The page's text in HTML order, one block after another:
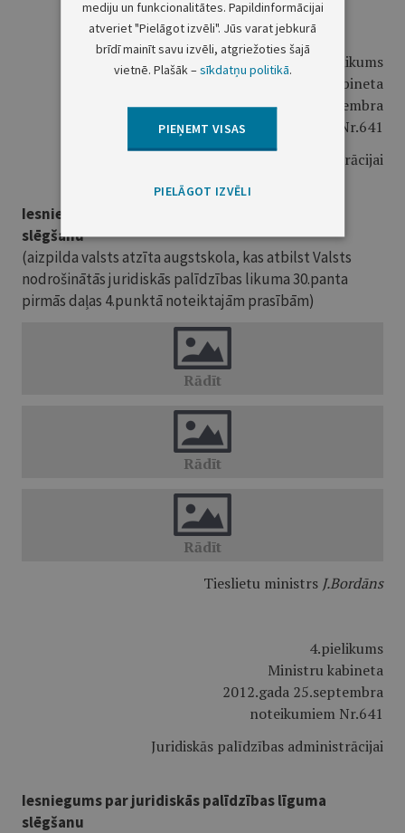
3.pielikums
Ministru kabineta
2012.gada 25.septembra
noteikumiem Nr.641
Juridiskās palīdzības administrācijai
Iesniegums par juridiskās palīdzības līguma
slēgšanu
(aizpilda valsts atzīta augstskola, kas atbilst Valsts
nodrošinātās juridiskās palīdzības likuma 30.panta
pirmās daļas 4.punktā noteiktajām prasībām)
Tieslietu ministrs J.Bordāns
4.pielikums
Ministru kabineta
2012.gada 25.septembra
noteikumiem Nr.641
Juridiskās palīdzības administrācijai
Iesniegums par juridiskās palīdzības līguma
slēgšanu
mediju un funkcionalitātes. Papildinformācijai
atveriet "Pielāgot izvēli". Jūs varat jebkurā
brīdī mainīt savu izvēli, atgriežoties šajā
vietnē. Plašāk –sīkdatņu politikā.
PIEŅEMT VISAS
PIELĀGOT IZVĒLI